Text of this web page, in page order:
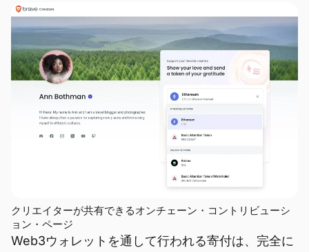
クリエイターが共有できるオンチェーン・コントリビューシ
ョン・ページ
Web3ウォレットを通して行われる寄付は、完全に